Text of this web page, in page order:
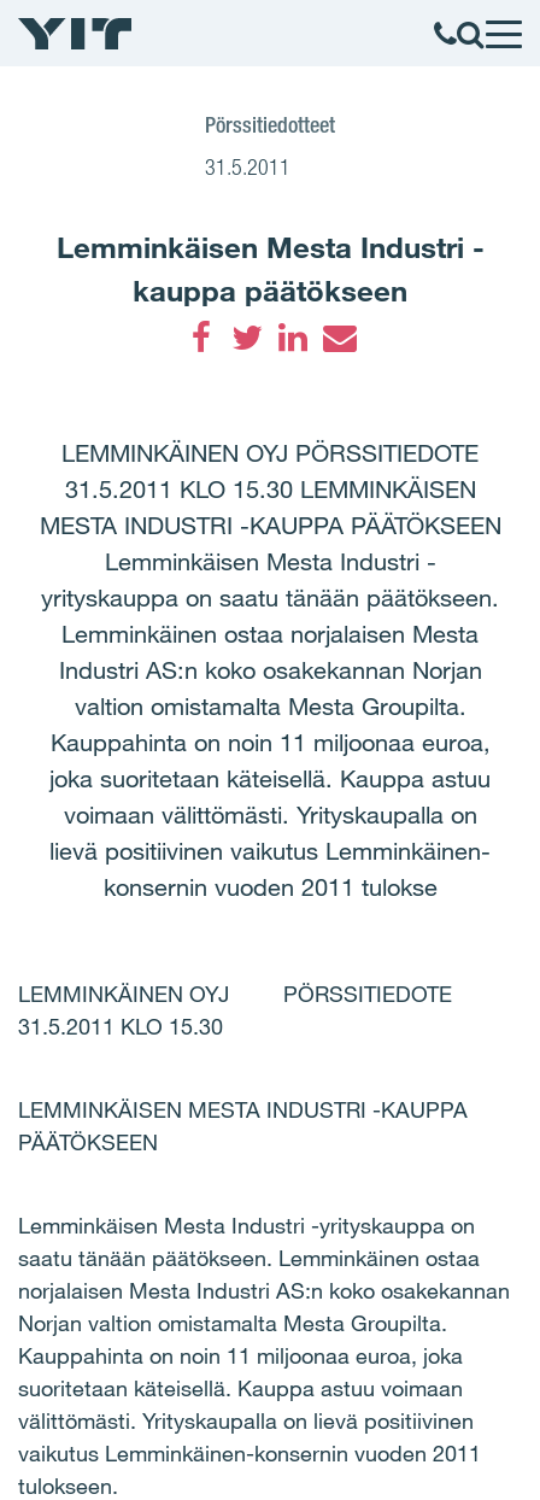
Pörssitiedotteet
31.5.2011
Lemminkäisen Mesta Industri -
kauppa päätökseen
LEMMINKÄINEN OYJ PÖRSSITIEDOTE
31.5.2011 KLO 15.30 LEMMINKÄISEN
MESTA INDUSTRI -KAUPPA PÄÄTÖKSEEN
Lemminkäisen Mesta Industri -
yrityskauppa on saatu tänään päätökseen.
Lemminkäinen ostaa norjalaisen Mesta
Industri AS:n koko osakekannan Norjan
valtion omistamalta Mesta Groupilta.
Kauppahinta on noin 11 miljoonaa euroa,
joka suoritetaan käteisellä. Kauppa astuu
voimaan välittömästi. Yrityskaupalla on
lievä positiivinen vaikutus Lemminkäinen-
konsernin vuoden 2011 tulokse
LEMMINKÄINEN OYJ PÖRSSITIEDOTE
31.5.2011 KLO 15.30
LEMMINKÄISEN MESTA INDUSTRI -KAUPPA
PÄÄTÖKSEEN
Lemminkäisen Mesta Industri -yrityskauppa on
saatu tänään päätökseen. Lemminkäinen ostaa
norjalaisen Mesta Industri AS:n koko osakekannan
Norjan valtion omistamalta Mesta Groupilta.
Kauppahinta on noin 11 miljoonaa euroa, joka
suoritetaan käteisellä. Kauppa astuu voimaan
välittömästi. Yrityskaupalla on lievä positiivinen
vaikutus Lemminkäinen-konsernin vuoden 2011
tulokseen.